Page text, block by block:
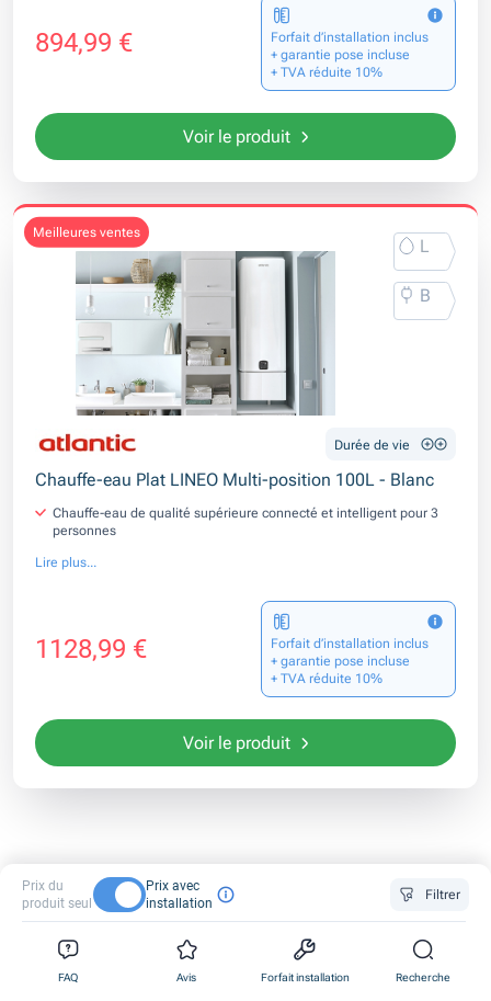
894,99 €
Forfait d’installation inclus
+ garantie pose incluse
+ TVA réduite 10%
Voir le produit
meilleures ventes
L
B
Durée de vie
Chauffe-eau Plat LINEO Multi-position 100L - Blanc
Chauffe-eau de qualité supérieure connecté et intelligent pour 3
personnes
Lire plus...
1128,99 €
Forfait d’installation inclus
+ garantie pose incluse
+ TVA réduite 10%
Voir le produit
Tous nos produits
Prix du
produit seul
Prix avec
installation
Filtrer
FAQ Avis Forfait installation Recherche